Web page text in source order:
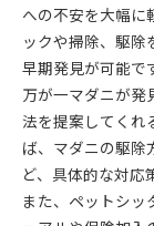
への不安を大幅に
ックや掃除、駆除
早期発見が可能で
万が一マダニが発
法を提案してくれ
ば、マダニの駆除
ど、具体的な対応
また、ペットシッ